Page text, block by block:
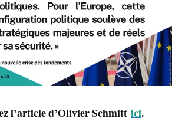
l’article d’Olivier Schmitt ici.